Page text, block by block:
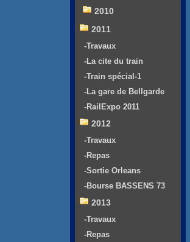
2010
2011
-Travaux
-La cite du train
-Train spécial-1
-La gare de Bellgarde
-RailExpo 2011
2012
-Travaux
-Repas
-Sortie Orleans
-Bourse BASSENS 73
2013
-Travaux
-Repas